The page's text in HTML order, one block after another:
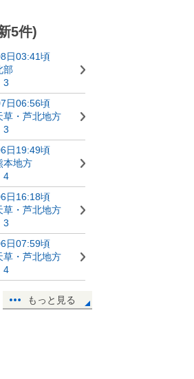
5件)
日03:41頃
部
3
日06:56頃
草・芦北地方
3
日19:49頃
本地方
4
日16:18頃
草・芦北地方
3
日07:59頃
草・芦北地方
4
もっと見る